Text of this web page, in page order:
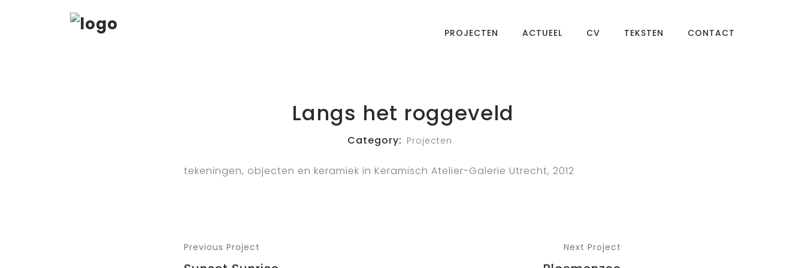
PROJECTEN ACTUEEL CV TEKSTEN CONTACT
Langs het roggeveld
Category: Projecten
tekeningen, objecten en keramiek in Keramisch Atelier-Galerie Utrecht, 2012
Previous Project Next Project